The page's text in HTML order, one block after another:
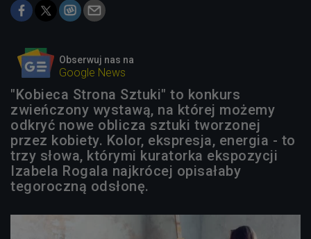
Obserwuj nas na
Google News
"Kobieca Strona Sztuki" to konkurs
zwieńczony wystawą, na której możemy
odkryć nowe oblicza sztuki tworzonej
przez kobiety. Kolor, ekspresja, energia - to
trzy słowa, którymi kuratorka ekspozycji
Izabela Rogala najkrócej opisałaby
tegoroczną odsłonę.